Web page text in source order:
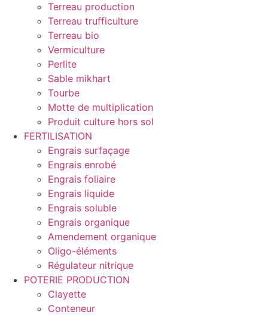
Terreau production
Terreau trufficulture
Terreau bio
Vermiculture
Perlite
Sable mikhart
Tourbe
Motte de multiplication
Produit culture hors sol
FERTILISATION
Engrais surfaçage
Engrais enrobé
Engrais foliaire
Engrais liquide
Engrais soluble
Engrais organique
Amendement organique
Oligo-éléments
Régulateur nitrique
POTERIE PRODUCTION
Clayette
Conteneur